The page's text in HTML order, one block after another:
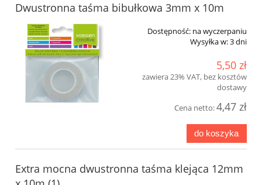
Dwustronna taśma bibułkowa 3mm x 10m
Dostępność: na wyczerpaniu
Wysyłka w:3 dni
5,50 zł
zawiera 23% VAT, bez kosztów
dostawy
Cena netto:4,47 zł
do koszyka
Extra mocna dwustronna taśma klejąca 12mm